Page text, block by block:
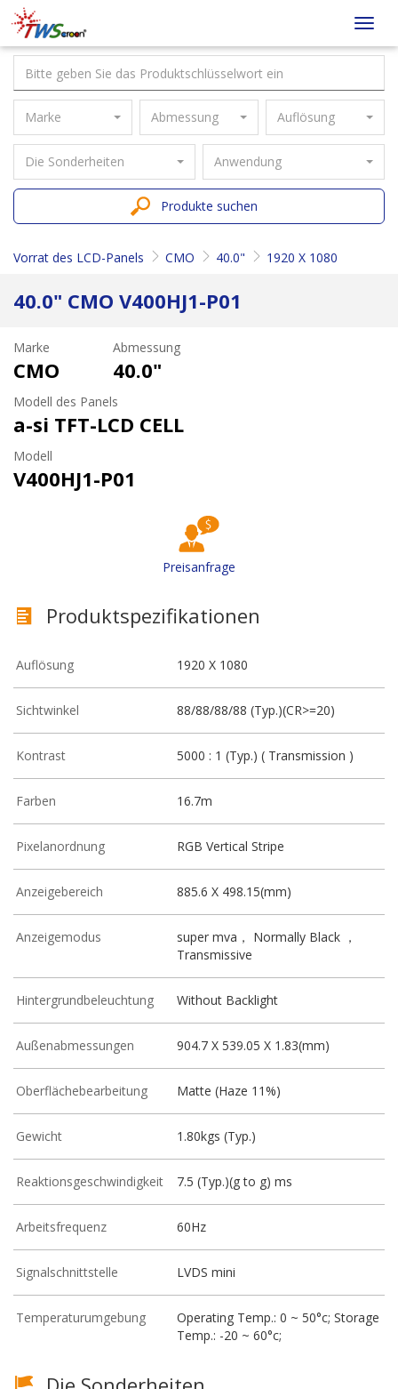
Taiwan
Screen
Marke Abmessung Auflösung
Die Sonderheiten Anwendung
Produkte suchen
Vorrat des LCD-Panels CMO 40.0" 1920 X 1080
40.0" CMO V400HJ1-P01
Marke
CMO
Abmessung
40.0"
Modell des Panels
a-si TFT-LCD CELL
Modell
V400HJ1-P01
Preisanfrage
Produktspezifikationen
Auflösung 1920 X 1080
Sichtwinkel 88/88/88/88 (Typ.)(CR>=20)
Kontrast 5000 : 1 (Typ.) ( Transmission )
Farben 16.7m
Pixelanordnung RGB Vertical Stripe
Anzeigebereich 885.6 X 498.15(mm)
Anzeigemodus
super mva， Normally Black ，
Transmissive
Hintergrundbeleuchtung Without Backlight
Außenabmessungen 904.7 X 539.05 X 1.83(mm)
Oberflächebearbeitung Matte (Haze 11%)
Gewicht 1.80kgs (Typ.)
Reaktionsgeschwindigkeit 7.5 (Typ.)(g to g) ms
Arbeitsfrequenz 60Hz
Signalschnittstelle LVDS mini
Temperaturumgebung
Operating Temp.: 0 ~ 50°c; Storage
Temp.: -20 ~ 60°c;